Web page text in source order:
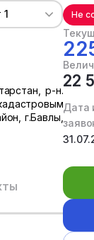
1
р-н.
г.Бавлы,
Не
22
Дата